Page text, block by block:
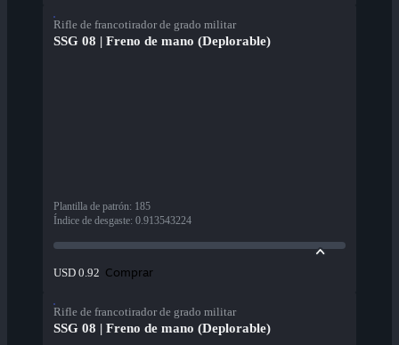
Rifle de francotirador de grado militar
SSG 08 | Freno de mano (Deplorable)
Plantilla de patrón: 185
Índice de desgaste: 0.913543224
USD 0.92 Comprar
Rifle de francotirador de grado militar
SSG 08 | Freno de mano (Deplorable)